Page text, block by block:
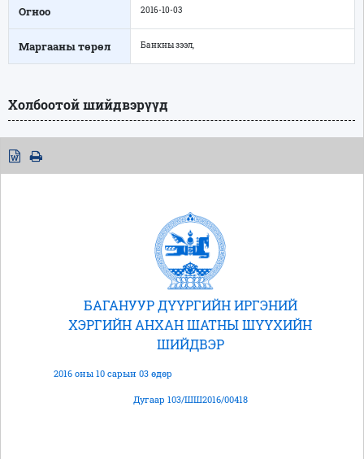
Огноо 2016-10-03
Маргааны төрөл Банкны зээл,
Холбоотой шийдвэрүүд
БАГАНУУР ДҮҮРГИЙН ИРГЭНИЙ
ХЭРГИЙН АНХАН ШАТНЫ ШҮҮХИЙН
ШИЙДВЭР
2016 оны 10 сарын 03 өдөр
Дугаар 103/ШШ2016/00418